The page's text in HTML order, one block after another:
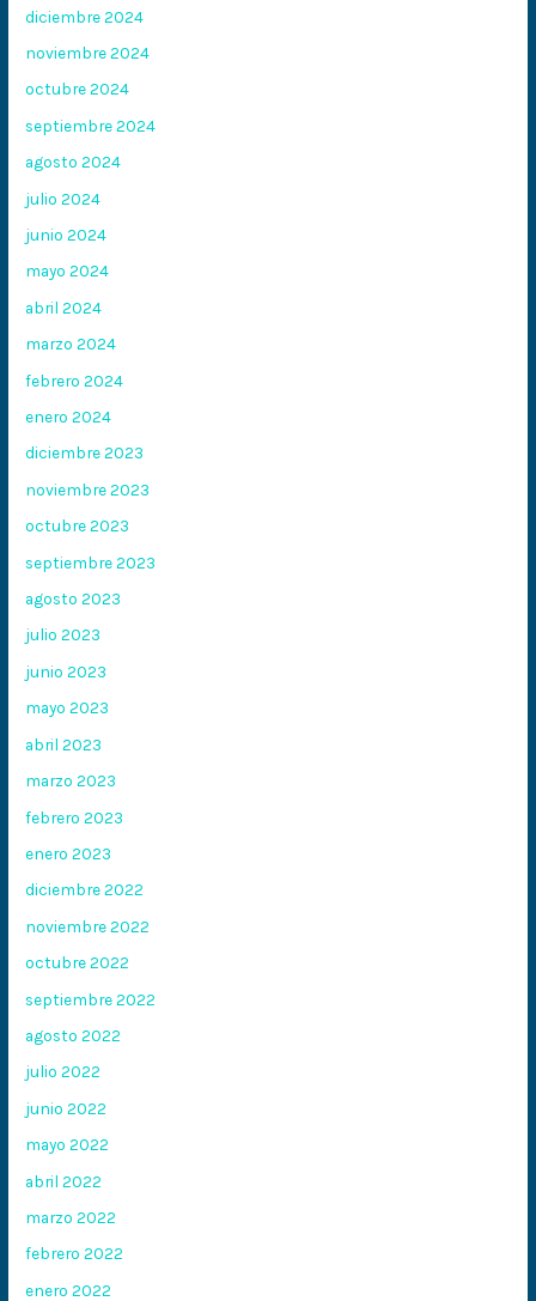
diciembre 2024
noviembre 2024
octubre 2024
septiembre 2024
agosto 2024
julio 2024
junio 2024
mayo 2024
abril 2024
marzo 2024
febrero 2024
enero 2024
diciembre 2023
noviembre 2023
octubre 2023
septiembre 2023
agosto 2023
julio 2023
junio 2023
mayo 2023
abril 2023
marzo 2023
febrero 2023
enero 2023
diciembre 2022
noviembre 2022
octubre 2022
septiembre 2022
agosto 2022
julio 2022
junio 2022
mayo 2022
abril 2022
marzo 2022
febrero 2022
enero 2022